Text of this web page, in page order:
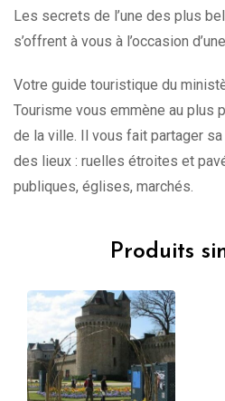
Les secrets de l’une des plus
s’offrent à vous à l’occasion
Votre guide touristique du
Tourisme vous emmène au plus
de la ville. Il vous fait partager
des lieux : ruelles étroites et
publiques, églises, marchés.
Produits